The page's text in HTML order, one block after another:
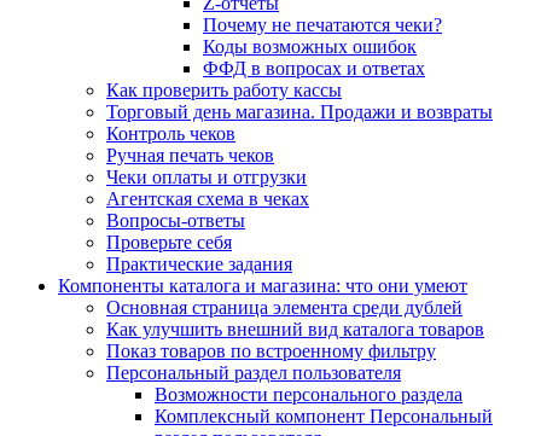
Почему не печатаются чеки?
Коды возможных ошибок
ФФД в вопросах и ответах
Как проверить работу кассы
Торговый день магазина. Продажи и возвраты
Контроль чеков
Ручная печать чеков
Чеки оплаты и отгрузки
Агентская схема в чеках
Вопросы-ответы
Проверьте себя
Практические задания
Компоненты каталога и магазина: что они умеют
Основная страница элемента среди дублей
Как улучшить внешний вид каталога товаров
Показ товаров по встроенному фильтру
Персональный раздел пользователя
Возможности персонального раздела
Комплексный компонент Персональный